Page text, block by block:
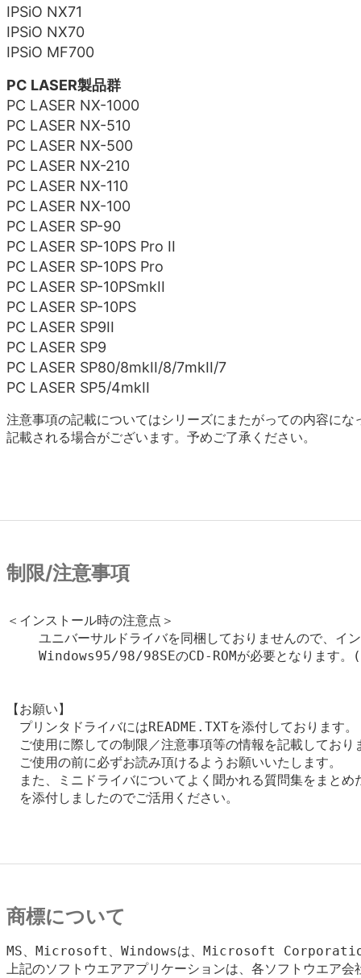
IPSiO NX71
IPSiO NX70
IPSiO MF700
PC LASER製品群
PC LASER NX-1000
PC LASER NX-510
PC LASER NX-500
PC LASER NX-210
PC LASER NX-110
PC LASER NX-100
PC LASER SP-90
PC LASER SP-10PS Pro II
PC LASER SP-10PS Pro
PC LASER SP-10PSmkII
PC LASER SP-10PS
PC LASER SP9II
PC LASER SP9
PC LASER SP80/8mkII/8/7mkII/7
PC LASER SP5/4mkII
注意事項の記載についてはシリーズにまたがっての内容に
記載される場合がございます。予めご了承ください。
制限/注意事項
＜インストール時の注意点＞
ユニバーサルドライバを同梱しておりませんので、イ
Windows95/98/98SEのCD-ROMが必要となります。
【お願い】
プリンタドライバにはREADME.TXTを添付しております。
ご使用に際しての制限／注意事項等の情報を記載しており
ご使用の前に必ずお読み頂けるようお願いいたします。
また、ミニドライバについてよく聞かれる質問集をまとめ
を添付しましたのでご活用ください。
商標について
MS、Microsoft、Windowsは、Microsoft Corporation
上記のソフトウエアアプリケーションは、各ソフトウエア会